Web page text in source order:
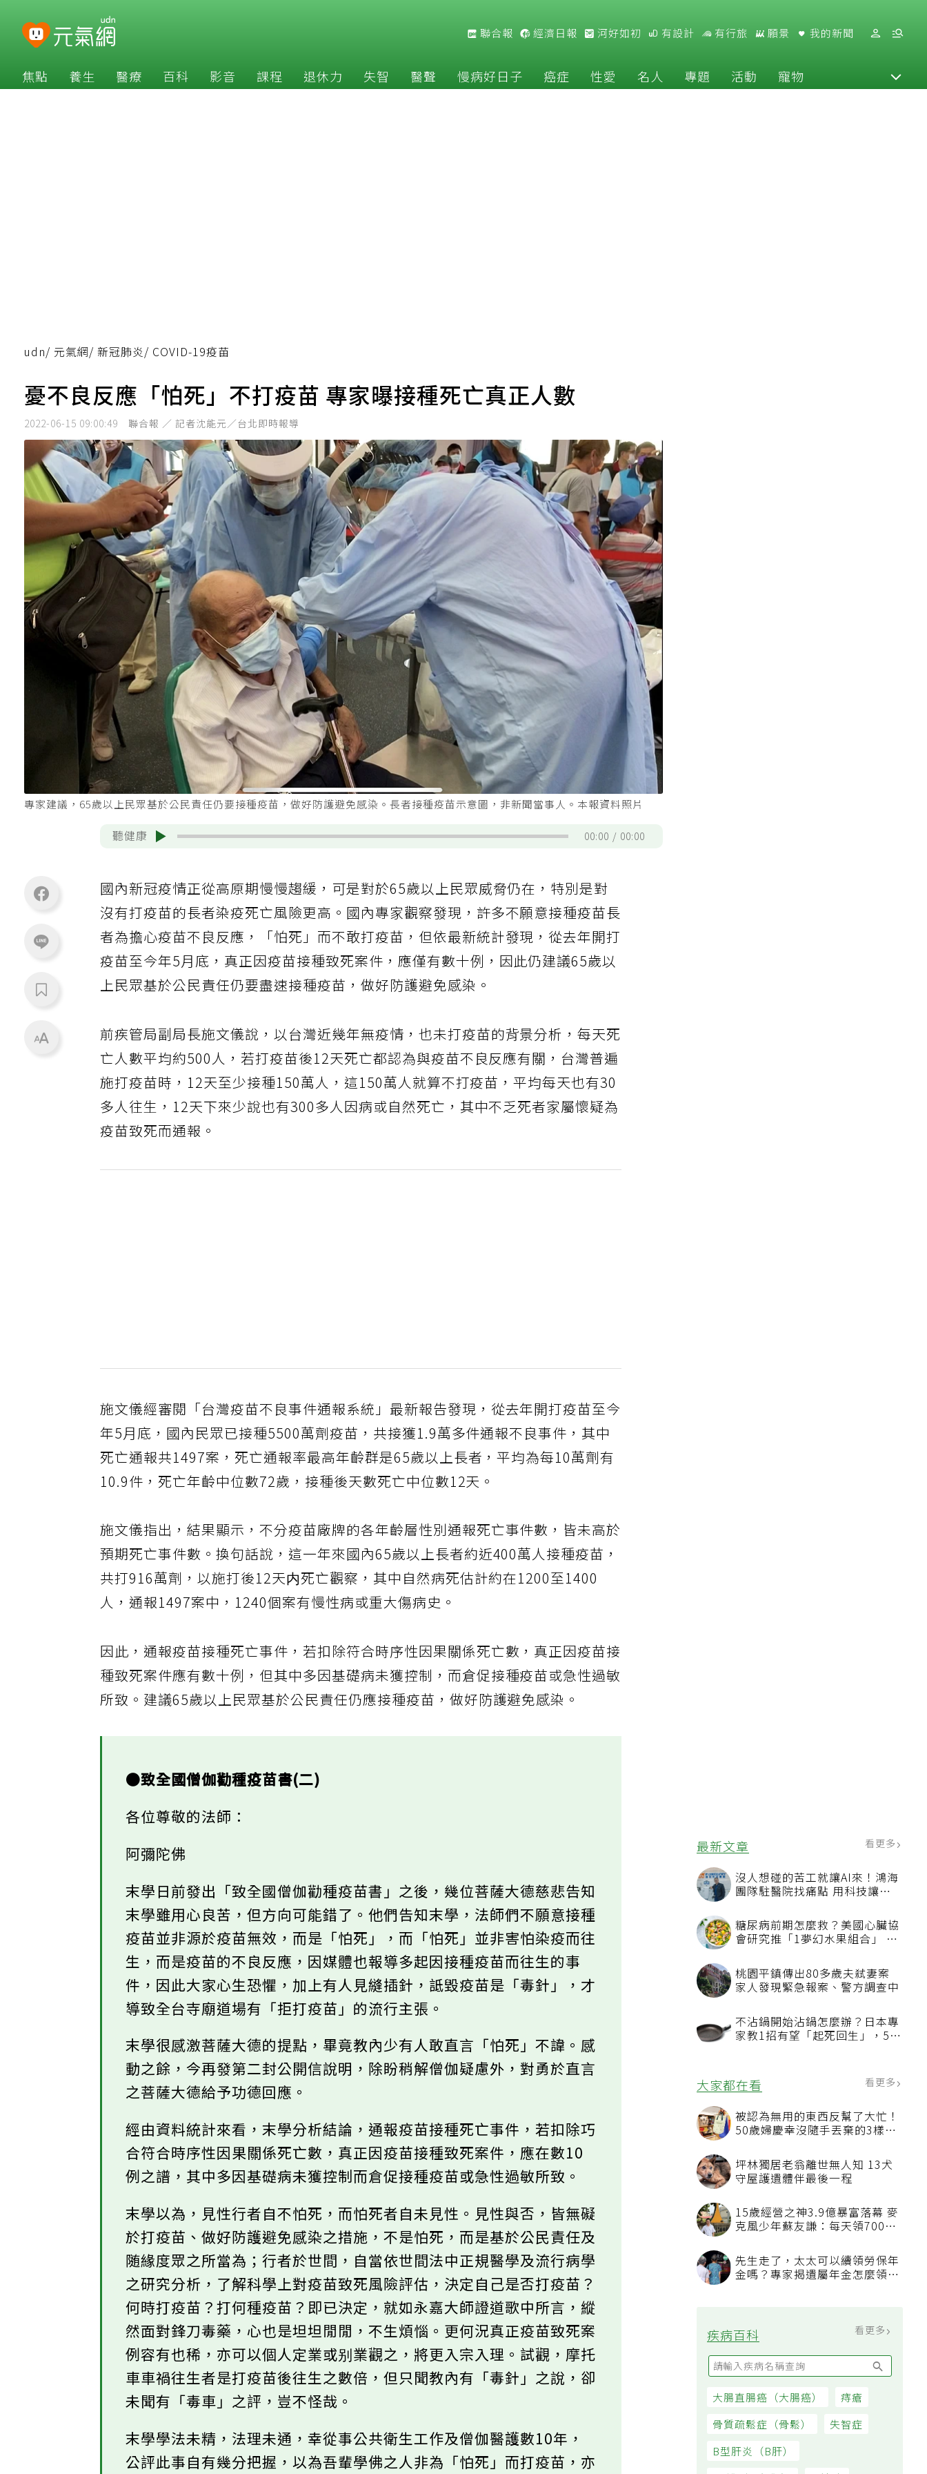
聯合報 經濟日報 河好如初 有設計 有行旅 願景 我的新聞
焦點 養生 醫療 百科 影音 課程 退休力 失智 醫聲 慢病好日子 癌症 性愛 名人 專題 活動 寵物
最新文章 看更多
沒人想碰的苦工就讓AI來！鴻海
團隊駐醫院找痛點 用科技讓醫
糖尿病前期怎麼救？美國心臟協
會研究推「1夢幻水果組合」 酪
桃園平鎮傳出80多歲夫弒妻案
家人發現緊急報案、警方調查中
不沾鍋開始沾鍋怎麼辦？日本專
家教1招有望「起死回生」，5情
大家都在看
被認為無用的東西反幫了大忙！
50歲婦慶幸沒隨手丟棄的3樣物
坪林獨居老翁離世無人知 13犬
守屋護遺體伴最後一程
15歲經營之神3.9億暴富落幕 麥
過日子
先生走了，太太可以續領勞保年
疾病百科
udn/ 元氣網/ 新冠肺炎/ COVID-19疫苗
憂不良反應「怕死」不打疫苗 專家曝接種死亡真正人數
2022-06-15 09:00:49 聯合報 ／ 記者沈能元／台北即時報導
專家建議，65歲以上民眾基於公民責任仍要接種疫苗，做好防護避免感染。長者接種疫苗示意圖，非新聞當事人。本報資料照片
聽健康 00:00 00:00
國內新冠疫情正從高原期慢慢趨緩，可是對於65歲以上民眾威脅仍在，特別是對
沒有打疫苗的長者染疫死亡風險更高。國內專家觀察發現，許多不願意接種疫苗長
者為擔心疫苗不良反應，「怕死」而不敢打疫苗，但依最新統計發現，從去年開打
疫苗至今年5月底，真正因疫苗接種致死案件，應僅有數十例，因此仍建議65歲以
上民眾基於公民責任仍要盡速接種疫苗，做好防護避免感染。
前疾管局副局長施文儀說，以台灣近幾年無疫情，也未打疫苗的背景分析，每天死
亡人數平均約500人，若打疫苗後12天死亡都認為與疫苗不良反應有關，台灣普遍
施打疫苗時，12天至少接種150萬人，這150萬人就算不打疫苗，平均每天也有30
多人往生，12天下來少說也有300多人因病或自然死亡，其中不乏死者家屬懷疑為
疫苗致死而通報。
施文儀經審閱「台灣疫苗不良事件通報系統」最新報告發現，從去年開打疫苗至今
年5月底，國內民眾已接種5500萬劑疫苗，共接獲1.9萬多件通報不良事件，其中
死亡通報共1497案，死亡通報率最高年齡群是65歲以上長者，平均為每10萬劑有
10.9件，死亡年齡中位數72歲，接種後天數死亡中位數12天。
施文儀指出，結果顯示，不分疫苗廠牌的各年齡層性別通報死亡事件數，皆未高於
預期死亡事件數。換句話說，這一年來國內65歲以上長者約近400萬人接種疫苗，
共打916萬劑，以施打後12天内死亡觀察，其中自然病死估計約在1200至1400
人，通報1497案中，1240個案有慢性病或重大傷病史。
因此，通報疫苗接種死亡事件，若扣除符合時序性因果關係死亡數，真正因疫苗接
種致死案件應有數十例，但其中多因基礎病未獲控制，而倉促接種疫苗或急性過敏
所致。建議65歲以上民眾基於公民責任仍應接種疫苗，做好防護避免感染。
●致全國僧伽勸種疫苗書(二)
各位尊敬的法師：
阿彌陀佛
末學日前發出「致全國僧伽勸種疫苗書」之後，幾位菩薩大德慈悲告知
末學雖用心良苦，但方向可能錯了。他們告知末學，法師們不願意接種
疫苗並非源於疫苗無效，而是「怕死」，而「怕死」並非害怕染疫而往
生，而是疫苗的不良反應，因媒體也報導多起因接種疫苗而往生的事
件，因此大家心生恐懼，加上有人見縫插針，詆毀疫苗是「毒針」，才
導致全台寺廟道場有「拒打疫苗」的流行主張。
末學很感激菩薩大德的提點，畢竟教內少有人敢直言「怕死」不諱。感
動之餘，今再發第二封公開信說明，除盼稍解僧伽疑慮外，對勇於直言
之菩薩大德給予功德回應。
經由資料統計來看，末學分析結論，通報疫苗接種死亡事件，若扣除巧
合符合時序性因果關係死亡數，真正因疫苗接種致死案件，應在數10
例之譜，其中多因基礎病未獲控制而倉促接種疫苗或急性過敏所致。
末學以為，見性行者自不怕死，而怕死者自未見性。見性與否，皆無礙
於打疫苗、做好防護避免感染之措施，不是怕死，而是基於公民責任及
随緣度眾之所當為；行者於世間，自當依世間法中正規醫學及流行病學
之研究分析，了解科學上對疫苗致死風險評估，決定自己是否打疫苗？
何時打疫苗？打何種疫苗？即已決定，就如永嘉大師證道歌中所言，縱
然面對鋒刀毒藥，心也是坦坦閒閒，不生煩惱。更何況真正疫苗致死案
例容有也稀，亦可以個人定業或别業觀之，將更入宗入理。試觀，摩托
車車禍往生者是打疫苗後往生之數倍，但只聞教內有「毒針」之說，卻
未聞有「毒車」之評，豈不怪哉。
末學學法未精，法理未通，幸從事公共衛生工作及僧伽醫護數10年，